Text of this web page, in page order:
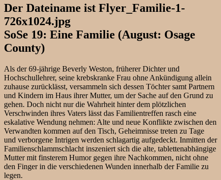
SoSe 19: Eine Familie (August: Osage
County)
Als der 69-jährige Beverly Weston, früherer Dichter und
Hochschullehrer, seine krebskranke Frau ohne Ankündigung allein
zuhause zurücklässt, versammeln sich dessen Töchter samt Partnern
und Kindern im Haus ihrer Mutter, um der Sache auf den Grund zu
gehen. Doch nicht nur die Wahrheit hinter dem plötzlichen
Verschwinden ihres Vaters lässt das Familientreffen rasch eine
eskalative Wendung nehmen: Alte und neue Konflikte zwischen den
Verwandten kommen auf den Tisch, Geheimnisse treten zu Tage
und verborgene Intrigen werden schlagartig aufgedeckt. Inmitten der
Familienschlammschlacht inszeniert sich die alte, tablettenabhängige
Mutter mit finsterem Humor gegen ihre Nachkommen, nicht ohne
den Finger in die verschiedenen Wunden innerhalb der Familie zu
legen.